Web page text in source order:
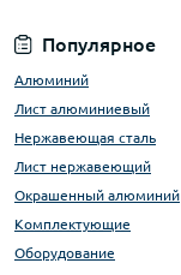
Популярное
Алюминий
Лист алюминиевый
Нержавеющая сталь
Лист нержавеющий
Окрашенный алюминий
Комплектующие
Оборудование